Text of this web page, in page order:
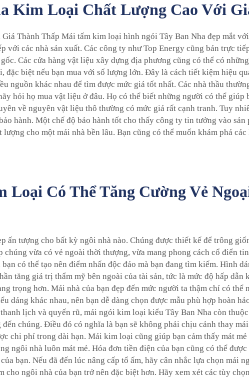
Kim Loại Chất Lượng Cao Với
Thành Thấp Mái tấm kim loại hình ngói Tây Ban Nha đẹp mắt
với các nhà sản xuất. Các công ty như Top Energy cũng bán trực
Các cửa hàng vật liệu xây dựng địa phương cũng có thể có
biệt nếu bạn mua với số lượng lớn. Đây là cách tiết kiệm hiệu
nguồn khác nhau để tìm được mức giá tốt nhất. Các nhà thầu
hỏi họ mua vật liệu ở đâu. Họ có thể biết những người có thể
về nguyên vật liệu thô thường có mức giá rất cạnh tranh. Tuy
hành. Một chế độ bảo hành tốt cho thấy công ty tin tưởng vào
cho một mái nhà bền lâu. Bạn cũng có thể muốn khám phá
Có Thể Tăng Cường Vẻ
ấn tượng cho bất kỳ ngôi nhà nào. Chúng được thiết kế để trông
vừa có vẻ ngoài thời thượng, vừa mang phong cách cổ điển
có thể tạo nên điểm nhấn độc đáo mà bạn đang tìm kiếm. Hình
tăng giá trị thẩm mỹ bên ngoài của tài sản, tức là mức độ hấp
trọng hơn. Mái nhà của bạn đẹp đến mức người ta thậm chí có
dáng khác nhau, nên bạn dễ dàng chọn được mẫu phù hợp hoàn
lịch và quyến rũ, mái ngói kim loại kiểu Tây Ban Nha còn
chúng. Điều đó có nghĩa là bạn sẽ không phải chịu cảnh thay
chi phí trong dài hạn. Mái kim loại cũng giúp bạn cảm thấy mát mẻ
nhà luôn mát mẻ. Hóa đơn tiền điện của bạn cũng có thể
bạn. Nếu đã đến lúc nâng cấp tổ ấm, hãy cân nhắc lựa chọn mái
ngôi nhà của bạn trở nên đặc biệt hơn. Hãy xem xét các tùy